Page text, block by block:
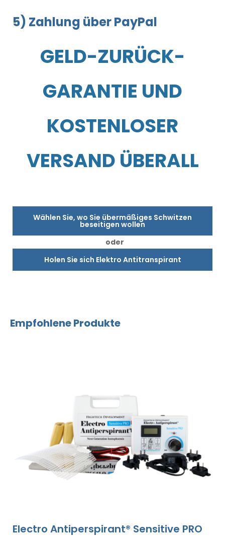
5) Zahlung über PayPal
GELD-ZURÜCK-
GARANTIE UND
KOSTENLOSER
VERSAND ÜBERALL
Wählen Sie, wo Sie übermäßiges Schwitzen
beseitigen wollen
oder
Holen Sie sich Elektro Antitranspirant
Empfohlene Produkte
Electro Antiperspirant® Sensitive PRO